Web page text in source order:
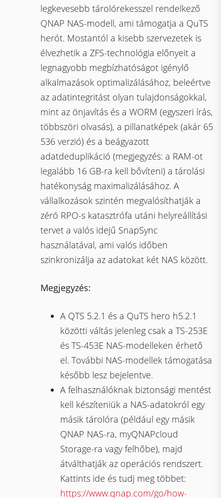
legkevesebb tárolórekesszel rendelkező
QNAP NAS-modell, ami támogatja a QuTS
herót. Mostantól a kisebb szervezetek is
élvezhetik a ZFS-technológia előnyeit a
legnagyobb megbízhatóságot igénylő
alkalmazások optimalizálásához, beleértve
az adatintegritást olyan tulajdonságokkal,
mint az önjavítás és a WORM (egyszeri írás,
többszöri olvasás), a pillanatképek (akár 65
536 verzió) és a beágyazott
adatdeduplikáció (megjegyzés: a RAM-ot
legalább 16 GB-ra kell bővíteni) a tárolási
hatékonyság maximalizálásához. A
vállalkozások szintén megvalósíthatják a
zéró RPO-s katasztrófa utáni helyreállítási
tervet a valós idejű SnapSync
használatával, ami valós időben
szinkronizálja az adatokat két NAS között.
Megjegyzés:
A QTS 5.2.1 és a QuTS hero h5.2.1
közötti váltás jelenleg csak a TS-253E
és TS-453E NAS-modelleken érhető
el. További NAS-modellek támogatása
később lesz bejelentve.
A felhasználóknak biztonsági mentést
kell készíteniük a NAS-adatokról egy
másik tárolóra (például egy másik
QNAP NAS-ra, myQNAPcloud
Storage-ra vagy felhőbe), majd
átválthatják az operációs rendszert.
Kattints ide és tudj meg többet:
https://www.qnap.com/go/how-